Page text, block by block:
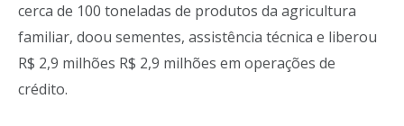
cerca de 100 toneladas de produtos da agricultura
familiar, doou sementes, assistência técnica e liberou
R$ 2,9 milhões R$ 2,9 milhões em operações de
crédito.